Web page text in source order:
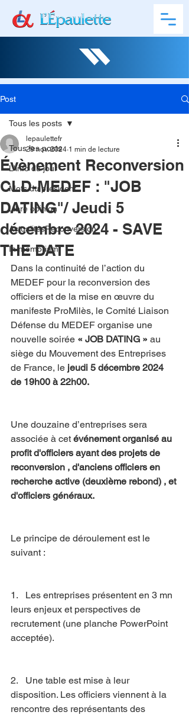
Post
Tous les posts
L'info du jour
Mots du président
Libre opinion
ActualitésReconversion
In memoriam
Tous les posts
Évènement Reconversion
CLD-MEDEF : "JOB
DATING"/ Jeudi 5
décembre 2024 - SAVE
THE DATE
lepaulettefr
29 nov. 2024 1 min de lecture
Dans la continuité de l’action du
MEDEF pour la reconversion des
officiers et de la mise en œuvre du
manifeste ProMilès, le Comité Liaison
Défense du MEDEF organise une
nouvelle soirée « JOB DATING » au
siège du Mouvement des Entreprises
de France, le jeudi 5 décembre 2024
de 19h00 à 22h00.
Une douzaine d’entreprises sera
associée à cet événement organisé au
profit d'officiers ayant des projets de
reconversion , d'anciens officiers en
recherche active (deuxième rebond) , et
d'officiers généraux.
Le principe de déroulement est le
suivant :
1.   Les entreprises présentent en 3 mn
leurs enjeux et perspectives de
recrutement (une planche PowerPoint
acceptée).
2.   Une table est mise à leur
disposition. Les officiers viennent à la
rencontre des représentants des